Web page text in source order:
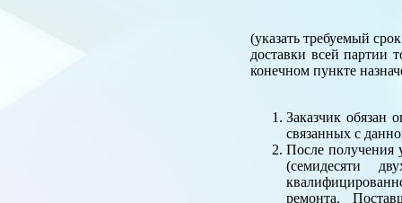
(указать требуемый
доставки всей партии
конечном пункте
Заказчик обязан
связанных с
После получения
(семидесяти
ремонта.